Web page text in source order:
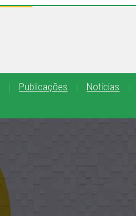
| Publicações | Notícias |